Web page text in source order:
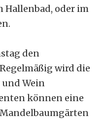
Hallenbad, oder im
den
wird die
Wein
können eine